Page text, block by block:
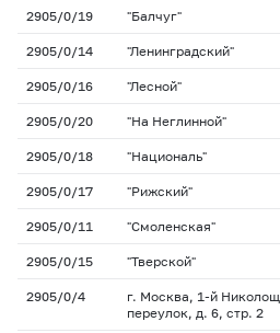
2905/0/19 "Балчуг"
2905/0/14 "Ленинградский"
2905/0/16 "Лесной"
2905/0/20 "На Неглинной"
2905/0/18 "Националь"
2905/0/17 "Рижский"
2905/0/11 "Смоленская"
2905/0/15 "Тверской"
2905/0/4
г. Москва, 1-й
переулок, д. 6, стр. 2